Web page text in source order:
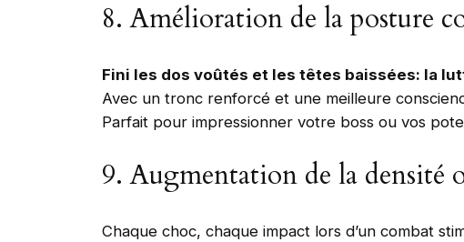
8. Amélioration de la posture
Fini les dos voûtés et les têtes baissées: la
Avec un tronc renforcé et une meilleure
Parfait pour impressionner votre boss ou vos
9. Augmentation de la densité
Chaque choc, chaque impact lors d’un combat